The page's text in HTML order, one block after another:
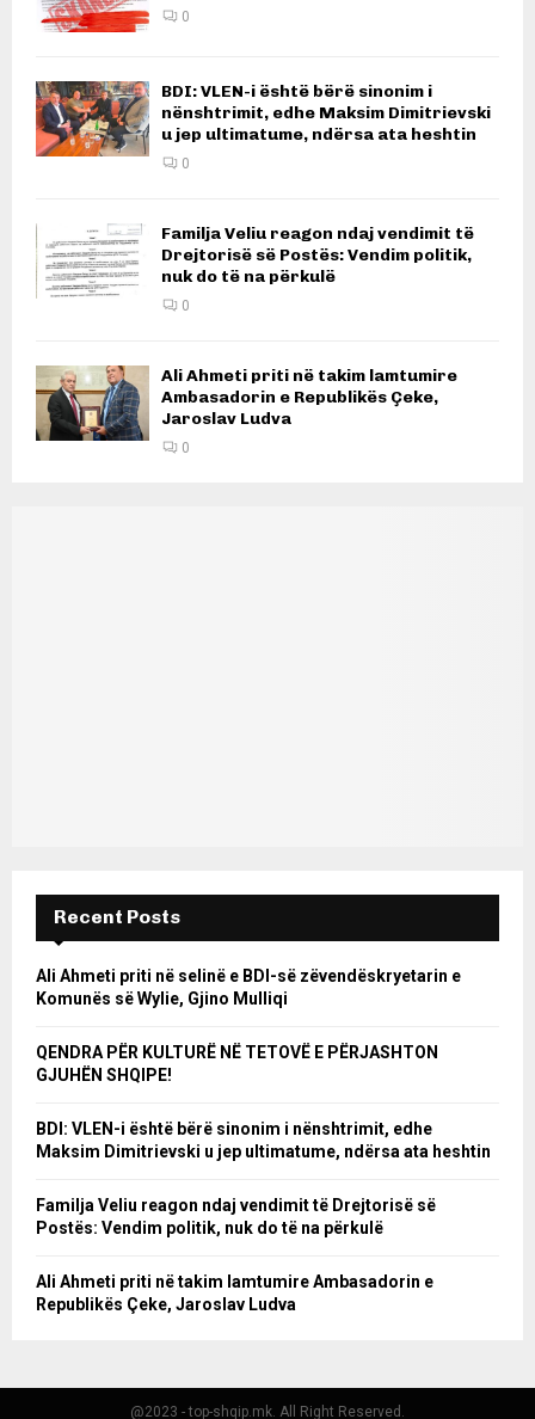
0
BDI: VLEN-i është bërë sinonim i
nënshtrimit, edhe Maksim Dimitrievski
u jep ultimatume, ndërsa ata heshtin
0
Familja Veliu reagon ndaj vendimit të
Drejtorisë së Postës: Vendim politik,
nuk do të na përkulë
0
Ali Ahmeti priti në takim lamtumire
Ambasadorin e Republikës Çeke,
Jaroslav Ludva
0
Recent Posts
Ali Ahmeti priti në selinë e BDI-së zëvendëskryetarin e
Komunës së Wylie, Gjino Mulliqi
QENDRA PËR KULTURË NË TETOVË E PËRJASHTON
GJUHËN SHQIPE!
BDI: VLEN-i është bërë sinonim i nënshtrimit, edhe
Maksim Dimitrievski u jep ultimatume, ndërsa ata heshtin
Familja Veliu reagon ndaj vendimit të Drejtorisë së
Postës: Vendim politik, nuk do të na përkulë
Ali Ahmeti priti në takim lamtumire Ambasadorin e
Republikës Çeke, Jaroslav Ludva
@2023 - top-shqip.mk. All Right Reserved.